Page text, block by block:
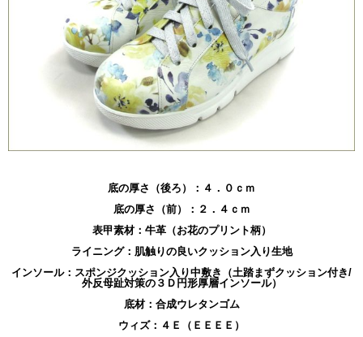
底の厚さ（後ろ）：４．０ｃｍ
底の厚さ（前）：２．４ｃｍ
表甲素材：牛革（お花のプリント柄）
ライニング：肌触りの良いクッション入り生地
インソール：スポンジクッション入り中敷き（土踏まずクッション付き/
外反母趾対策の３Ｄ円形厚層インソール）
底材：合成ウレタンゴム
ウィズ：４Ｅ（ＥＥＥＥ）